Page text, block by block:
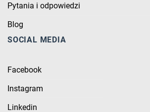
Pytania i odpowiedzi
Blog
SOCIAL MEDIA
Facebook
Instagram
Linkedin